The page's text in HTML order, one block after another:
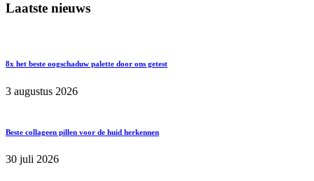
Laatste nieuws
8x het beste oogschaduw palette door ons getest
3 augustus 2026
Beste collageen pillen voor de huid herkennen
30 juli 2026